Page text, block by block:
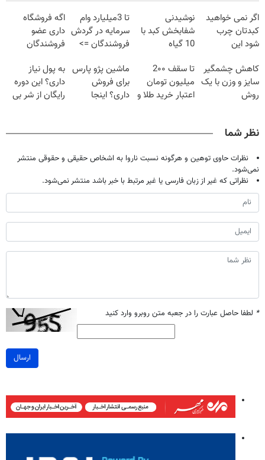
اگر نمی خواهید
کبدتان چرب
شود این
طعم را بنوشید
نوشیدنی
شفابخش کبد با
10 گیاه
امشب)
تا 3میلیارد وام
سرمایه در گردش
فروشندگان =>
ثبت کن
اگه فروشگاه
داری عضو
فروشندگان
میلیارد وام بگیر
کاهش چشمگیر
سایز و وزن با یک
روش
تا سقف 2۰۰
میلیون تومان
اعتبار خرید طلا و
ماشین پژو پارس
برای فروش
داری؟ اینجا
به پول نیاز
داری؟ این دوره
رایگان از شر بی
نظر شما
نظرات حاوی توهین و هرگونه نسبت ناروا به اشخاص حقیقی و حقوقی منتشر
نمی‌شود.
نظراتی که غیر از زبان فارسی یا غیر مرتبط با خبر باشد منتشر نمی‌شود.
* لطفا حاصل عبارت را در جعبه متن روبرو وارد کنید
ارسال